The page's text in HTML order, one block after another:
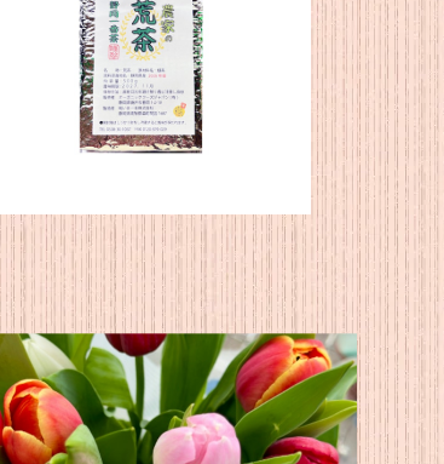
★新茶★【2026年度産】静岡産 荒
茶
¥3,240